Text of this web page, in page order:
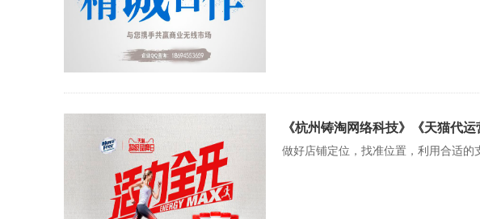
《杭州铸淘网络科技》《天猫代
做好店铺定位，找准位置，利用合适的